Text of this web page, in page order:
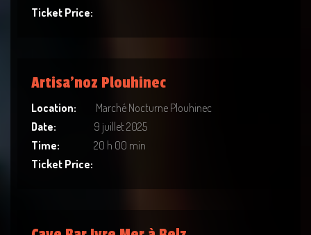
Ticket Price:
Artisa’noz Plouhinec
Location:
Marché Nocturne Plouhinec
Date:
9 juillet 2025
Time:
20 h 00 min
Ticket Price: